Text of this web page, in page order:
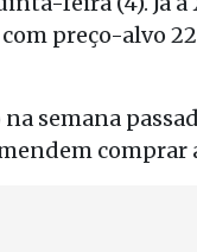
preço-alvo
semana
comprar